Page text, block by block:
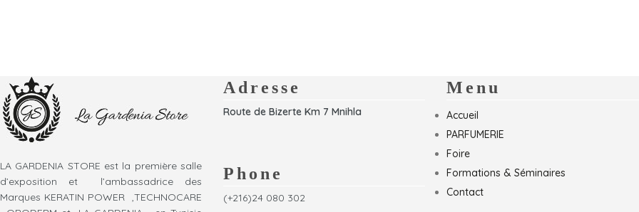
LA GARDENIA STORE est la première salle
d’exposition et l’ambassadrice des
Marques KERATIN POWER ,TECHNOCARE
Adresse
Route de Bizerte Km 7 Mnihla
Phone
(+216)24 080 302
Menu
Accueil
PARFUMERIE
Foire
Formations & Séminaires
Contact